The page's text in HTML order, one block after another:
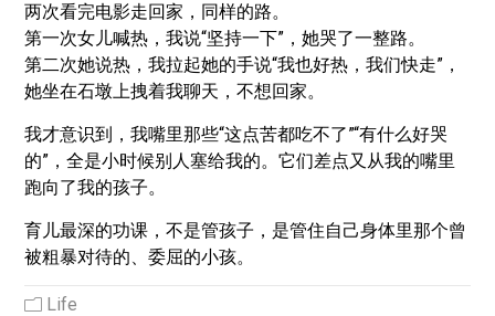
两次看完电影走回家，同样的路。
第一次女儿喊热，我说“坚持一下”，她哭了一整路。
第二次她说热，我拉起她的手说“我也好热，我们快走”，
她坐在石墩上拽着我聊天，不想回家。
我才意识到，我嘴里那些“这点苦都吃不了”“有什么好哭
的”，全是小时候别人塞给我的。它们差点又从我的嘴里
跑向了我的孩子。
育儿最深的功课，不是管孩子，是管住自己身体里那个曾
被粗暴对待的、委屈的小孩。
Life